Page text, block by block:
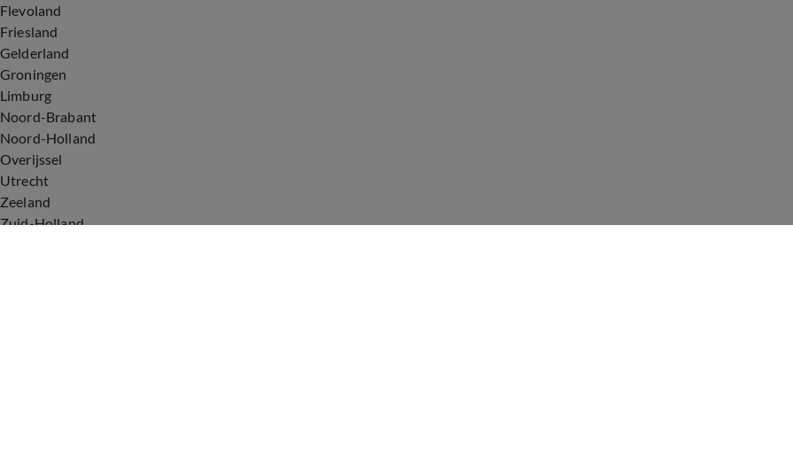
Flevoland
Friesland
Gelderland
Groningen
Limburg
Noord-Brabant
Noord-Holland
Overijssel
Utrecht
Zeeland
Zuid-Holland